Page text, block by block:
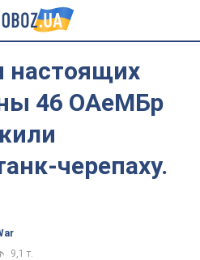
настоящих
46 ОАеМБр
черепаху.
9,1 т.